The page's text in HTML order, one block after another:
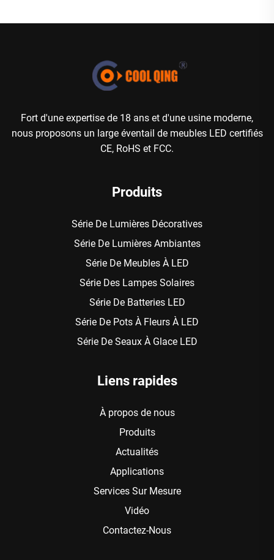
Fort d'une expertise de 18 ans et d'une usine moderne,
nous proposons un large éventail de meubles LED certifiés
CE, RoHS et FCC.
Produits
Série De Lumières Décoratives
Série De Lumières Ambiantes
Série De Meubles À LED
Série Des Lampes Solaires
Série De Batteries LED
Série De Pots À Fleurs À LED
Série De Seaux À Glace LED
Liens rapides
À propos de nous
Produits
Actualités
Applications
Services Sur Mesure
Vidéo
Contactez-Nous